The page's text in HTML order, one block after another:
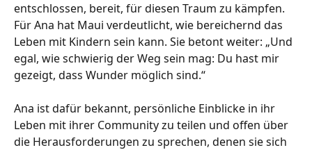
entschlossen, bereit, für diesen Traum zu kämpfen.
FürAna hat Maui verdeutlicht, wie bereichernd das
Leben mit Kindern sein kann. Sie betont weiter: „Und
egal, wie schwierig der Weg sein mag: Du hast mir
gezeigt, dass Wunder möglich sind.“
Ana ist dafür bekannt, persönliche Einblicke in ihr
Leben mit ihrer Community zu teilen und offen über
die Herausforderungen zu sprechen, denen sie sich